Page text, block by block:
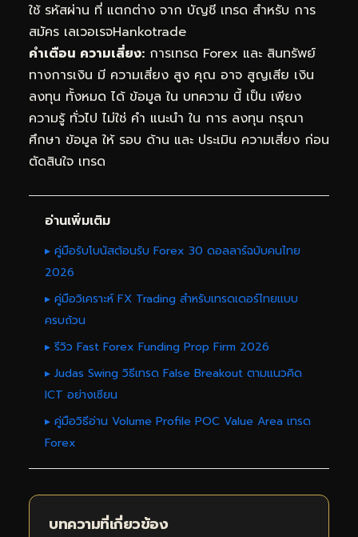
ใช้ รหัสผ่าน ที่ แตกต่าง จาก บัญชี เทรด สำหรับ การ
สมัคร เลเวอเรจHankotrade
คำเตือน ความเสี่ยง: การเทรด Forex และ สินทรัพย์
ทางการเงิน มี ความเสี่ยง สูง คุณ อาจ สูญเสีย เงิน
ลงทุน ทั้งหมด ได้ ข้อมูล ใน บทความ นี้ เป็น เพียง
ความรู้ ทั่วไป ไม่ใช่ คำ แนะนำ ใน การ ลงทุน กรุณา
ศึกษา ข้อมูล ให้ รอบ ด้าน และ ประเมิน ความเสี่ยง ก่อน
ตัดสินใจ เทรด
อ่านเพิ่มเติม
▸ คู่มือรับโบนัสต้อนรับ Forex 30 ดอลลาร์ฉบับคนไทย
2026
▸ คู่มือวิเคราะห์ FX Trading สำหรับเทรดเดอร์ไทยแบบ
ครบถ้วน
▸ รีวิว Fast Forex Funding Prop Firm 2026
▸ Judas Swing วิธีเทรด False Breakout ตามแนวคิด
ICT อย่างเซียน
▸ คู่มือวิธีอ่าน Volume Profile POC Value Area เทรด
Forex
บทความที่เกี่ยวข้อง